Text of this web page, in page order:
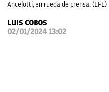
Ancelotti, en rueda de prensa. (EFE)
LUIS COBOS
02/01/2024 13:02